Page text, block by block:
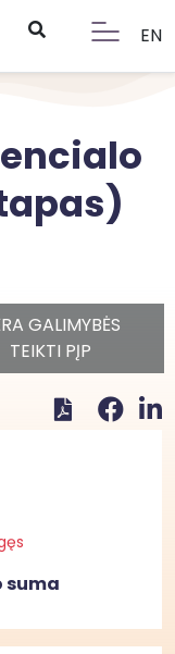
EN
GALIMYBĖS
TEIKTI PĮP
suma